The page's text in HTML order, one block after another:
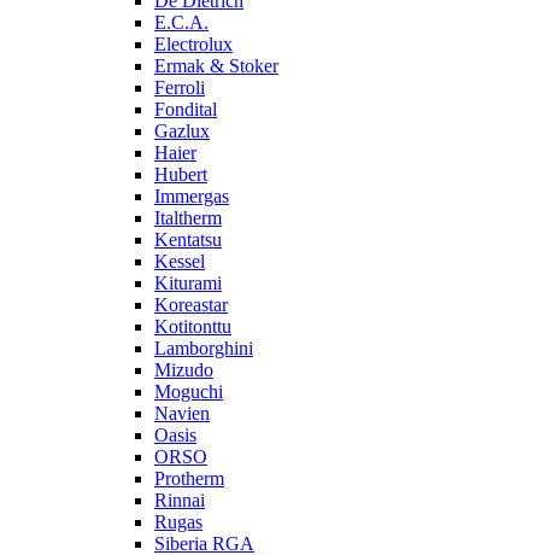
E.C.A.
Electrolux
Ermak & Stoker
Ferroli
Fondital
Gazlux
Haier
Hubert
Immergas
Italtherm
Kentatsu
Kessel
Kiturami
Koreastar
Kotitonttu
Lamborghini
Mizudo
Moguchi
Navien
Oasis
ORSO
Protherm
Rinnai
Rugas
Siberia RGA